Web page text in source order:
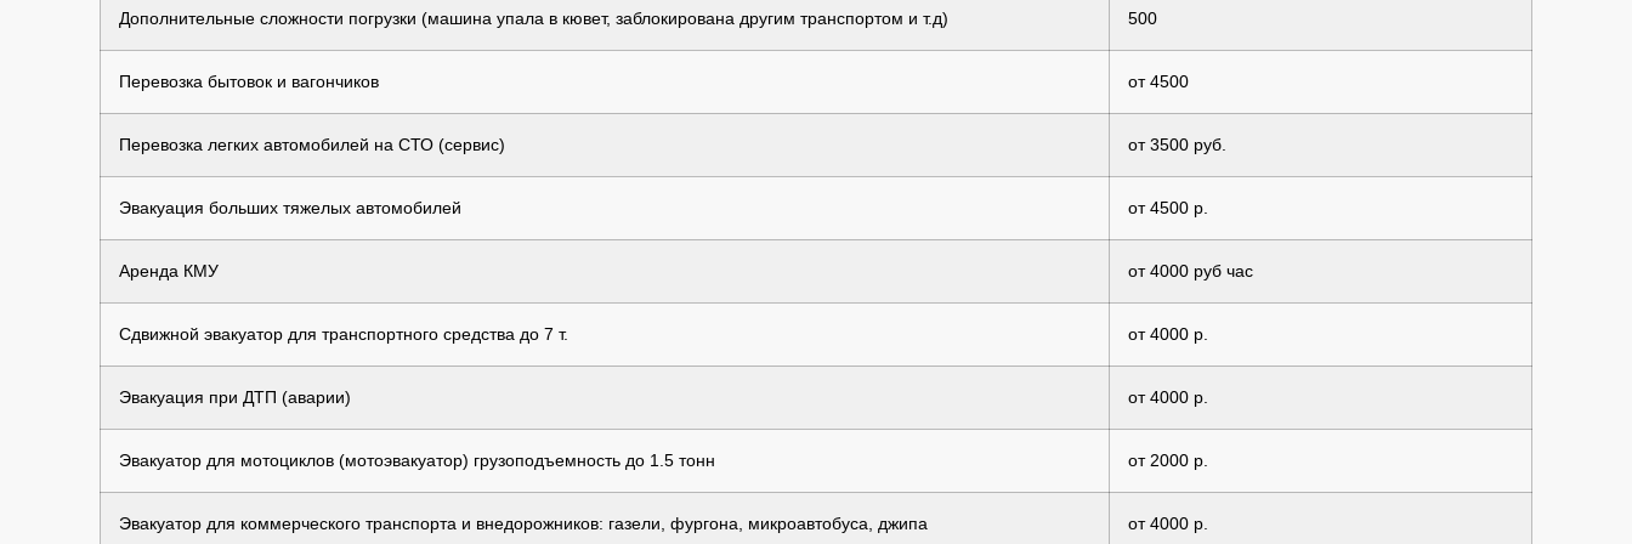
Дополнительные сложности погрузки (машина упала в кювет, заблокирована другим транспортом и т.д) 500
Перевозка бытовок и вагончиков от 4500
Перевозка легких автомобилей на СТО (сервис) от 3500 руб.
Эвакуация больших тяжелых автомобилей от 4500 р.
Аренда КМУ от 4000 руб час
Сдвижной эвакуатор для транспортного средства до 7 т. от 4000 р.
Эвакуация при ДТП (аварии) от 4000 р.
Эвакуатор для мотоциклов (мотоэвакуатор) грузоподъемность до 1.5 тонн от 2000 р.
Эвакуатор для коммерческого транспорта и внедорожников: газели, фургона, микроавтобуса, джипа от 4000 р.